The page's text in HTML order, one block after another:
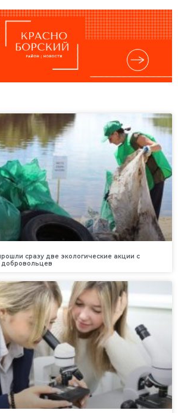
сразу две экологические акции с
добровольцев